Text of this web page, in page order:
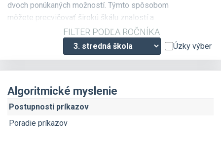
dvoch ponúkaných možností. Týmto spôsobom
môžete precvičovať širokú škálu znalostí a
vedomostí: algoritmické myslenie, programovanie
v Pythone, bezpečnosť, prácu s dátami...
FILTER PODĽA ROČNÍKA
Úzky výber
Algoritmické myslenie
Postupnosti príkazov
Poradie príkazov